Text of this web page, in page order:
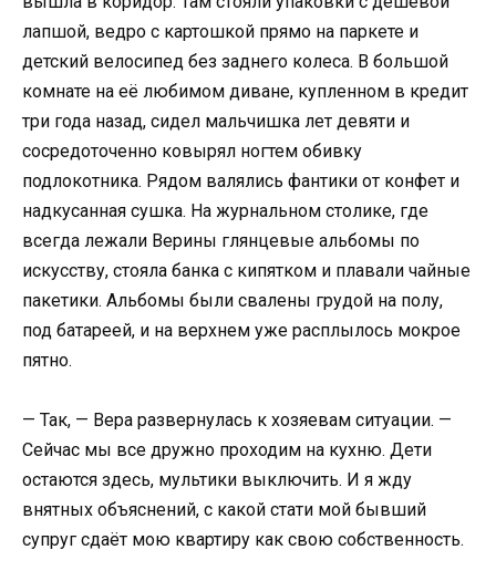
лапшой, ведро с картошкой прямо на паркете и
детский велосипед без заднего колеса. В большой
комнате на её любимом диване, купленном в кредит
три года назад, сидел мальчишка лет девяти и
сосредоточенно ковырял ногтем обивку
подлокотника. Рядом валялись фантики от конфет и
надкусанная сушка. На журнальном столике, где
всегда лежали Верины глянцевые альбомы по
искусству, стояла банка с кипятком и плавали чайные
пакетики. Альбомы были свалены грудой на полу,
под батареей, и на верхнем уже расплылось мокрое
пятно.
— Так, — Вера развернулась к хозяевам ситуации. —
Сейчас мы все дружно проходим на кухню. Дети
остаются здесь, мультики выключить. И я жду
внятных объяснений, с какой стати мой бывший
супруг сдаёт мою квартиру как свою собственность.